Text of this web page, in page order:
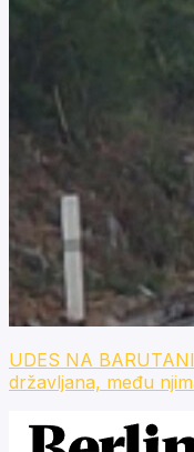
UDES NA
državljana, među